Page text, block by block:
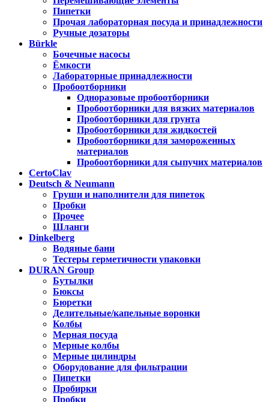
Пипетки
Прочая лабораторная посуда и принадлежности
Ручные дозаторы
Bürkle
Бочечные насосы
Ёмкости
Лабораторные принадлежности
Пробоотборники
Одноразовые пробоотборники
Пробоотборники для вязких материалов
Пробоотборники для грунта
Пробоотборники для жидкостей
Пробоотборники для замороженных
материалов
Пробоотборники для сыпучих материалов
CertoClav
Deutsch & Neumann
Груши и наполнители для пипеток
Пробки
Прочее
Шланги
Dinkelberg
Водяные бани
Тестеры герметичности упаковки
DURAN Group
Бутылки
Бюксы
Бюретки
Делительные/капельные воронки
Колбы
Мерная посуда
Мерные колбы
Мерные цилиндры
Оборудование для фильтрации
Пипетки
Пробирки
Пробки